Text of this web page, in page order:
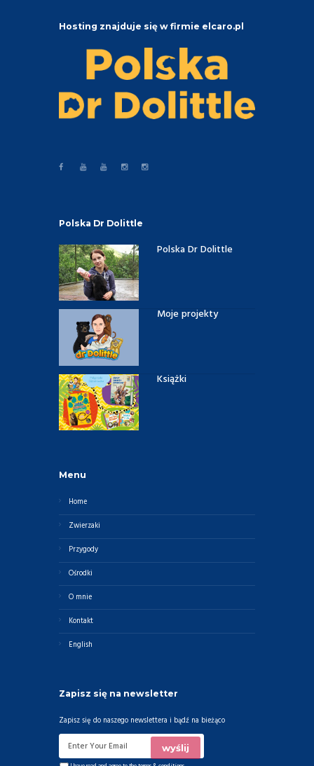
Hosting znajduje się w firmie elcaro.pl
Polska Dr Dolittle
Polska Dr Dolittle
Moje projekty
Książki
Menu
Home
Zwierzaki
Przygody
Ośrodki
O mnie
Kontakt
English
Zapisz się na newsletter
Zapisz się do naszego newslettera i bądź na bieżąco